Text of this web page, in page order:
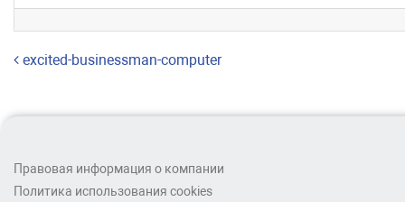
Навигация по записям
excited-businessman-computer
Правовая информация о компании
Политика использования cookies